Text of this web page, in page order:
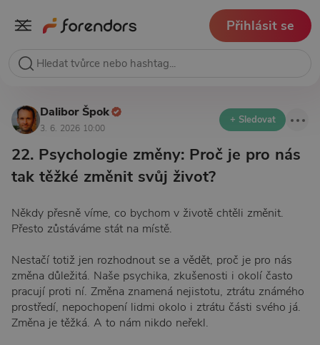
Přihlásit se
Dalibor Špok
3. 6. 2026 10:00
+ Sledovat
22. Psychologie změny: Proč je pro nás
tak těžké změnit svůj život?
Někdy přesně víme, co bychom v životě chtěli změnit.
Přesto zůstáváme stát na místě.
Nestačí totiž jen rozhodnout se a vědět, proč je pro nás
změna důležitá. Naše psychika, zkušenosti i okolí často
pracují proti ní. Změna znamená nejistotu, ztrátu známého
prostředí, nepochopení lidmi okolo i ztrátu části svého já.
Změna je těžká. A to nám nikdo neřekl.